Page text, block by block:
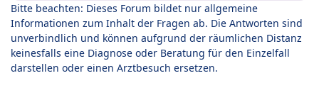
Bitte beachten: Dieses Forum bildet nur allgemeine
Informationen zum Inhalt der Fragen ab. Die Antworten sind
unverbindlich und können aufgrund der räumlichen Distanz
keinesfalls eine Diagnose oder Beratung für den Einzelfall
darstellen oder einen Arztbesuch ersetzen.